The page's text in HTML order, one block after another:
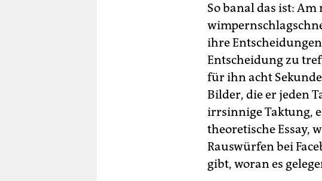
So banal das ist:
ihre
Entscheidung zu
für ihn acht
Bilder, die er jeden
irrsinnige Taktung,
theoretische Essay,
Rauswürfen bei
gibt, woran es